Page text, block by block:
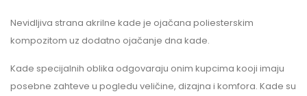
Nevidljiva strana akrilne kade je ojačana poliesterskim
kompozitom uz dodatno ojačanje dna kade.
Kade specijalnih oblika odgovaraju onim kupcima kooji imaju
posebne zahteve u pogledu veličine, dizajna i komfora. Kade su